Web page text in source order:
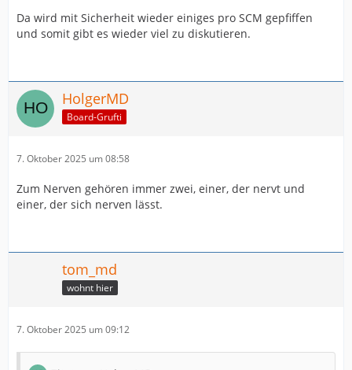
Da wird mit Sicherheit wieder einiges pro SCM gepfiffen
und somit gibt es wieder viel zu diskutieren.
HolgerMD
Board-Grufti
7. Oktober 2025 um 08:58
Zum Nerven gehören immer zwei, einer, der nervt und
einer, der sich nerven lässt.
tom_md
wohnt hier
7. Oktober 2025 um 09:12